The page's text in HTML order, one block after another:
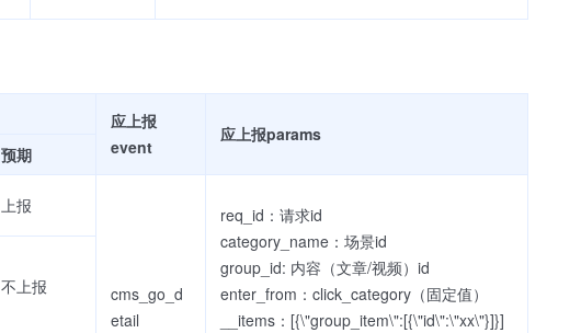
应上报
event
应上报params
预期
上报
cms_go_d
etail
req_id：请求id
category_name：场景id
group_id: 内容（文章/视频）id
enter_from：click_category（固定值）
__items：[{\"group_item\":[{\"id\":\"xx\"}]}]
不上报